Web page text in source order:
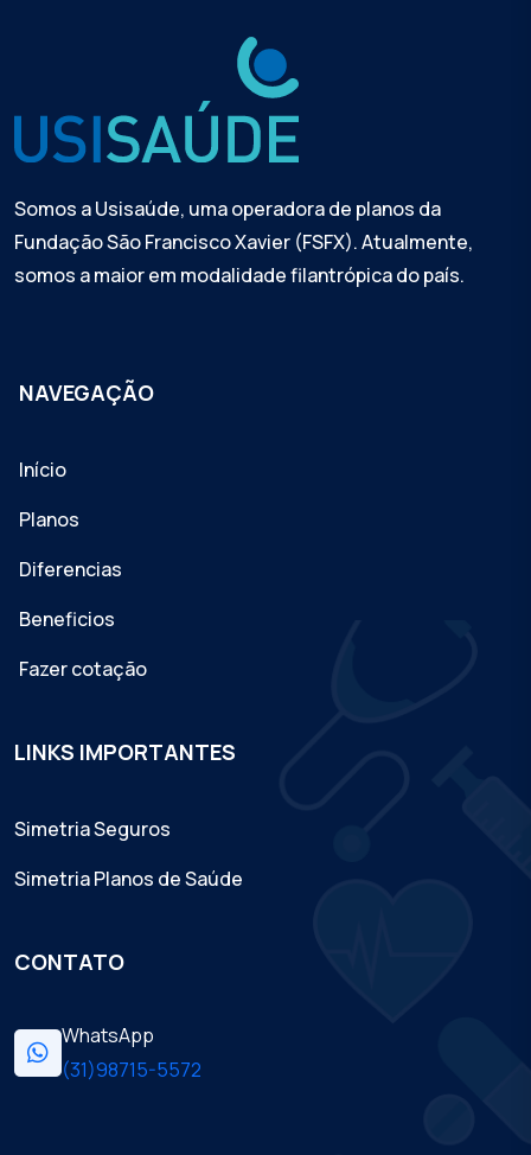
Somos a Usisaúde, uma operadora de planos da
Fundação São Francisco Xavier (FSFX). Atualmente,
somos a maior em modalidade filantrópica do país.
NAVEGAÇÃO
Início
Planos
Diferencias
Beneficios
Fazer cotação
LINKS IMPORTANTES
Simetria Seguros
Simetria Planos de Saúde
CONTATO
WhatsApp
(31)98715-5572